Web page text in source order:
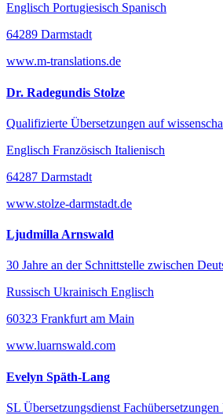
Englisch Portugiesisch Spanisch
64289 Darmstadt
www.m-translations.de
Dr. Radegundis Stolze
Qualifizierte Übersetzungen auf
Englisch Französisch Italienisch
64287 Darmstadt
www.stolze-darmstadt.de
Ljudmilla Arnswald
30 Jahre an der Schnittstelle zwischen
Russisch Ukrainisch Englisch
60323 Frankfurt am Main
www.luarnswald.com
Evelyn Späth-Lang
SL Übersetzungsdienst